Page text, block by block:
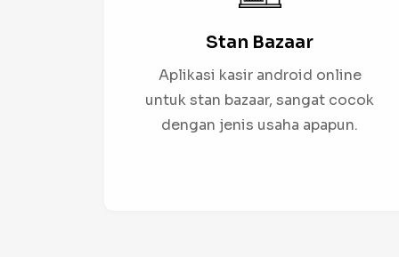
Stan Bazaar
Aplikasi kasir android online
untuk stan bazaar, sangat cocok
dengan jenis usaha apapun.